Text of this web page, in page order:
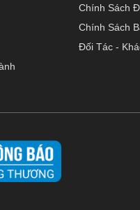
Chính Sách
Chính Sách
Đối Tác -